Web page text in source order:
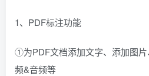
1、PDF标注功能
①为PDF文档添加文字、添加图
频&音频等